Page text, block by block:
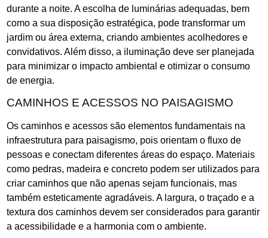
durante a noite. A escolha de luminárias adequadas, bem
como a sua disposição estratégica, pode transformar um
jardim ou área externa, criando ambientes acolhedores e
convidativos. Além disso, a iluminação deve ser planejada
para minimizar o impacto ambiental e otimizar o consumo
de energia.
CAMINHOS E ACESSOS NO PAISAGISMO
Os caminhos e acessos são elementos fundamentais na
infraestrutura para paisagismo, pois orientam o fluxo de
pessoas e conectam diferentes áreas do espaço. Materiais
como pedras, madeira e concreto podem ser utilizados para
criar caminhos que não apenas sejam funcionais, mas
também esteticamente agradáveis. A largura, o traçado e a
textura dos caminhos devem ser considerados para garantir
a acessibilidade e a harmonia com o ambiente.